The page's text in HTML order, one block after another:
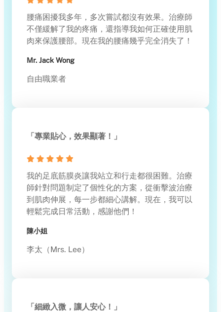
腰痛困擾我多年，多次嘗試都沒有效果。治療師
不僅緩解了我的疼痛，還指導我如何正確使用肌
肉來保護腰部。現在我的腰痛幾乎完全消失了！
Mr. Jack Wong
自由職業者
「專業貼心，效果顯著！」
我的足底筋膜炎讓我站立和行走都很困難。治療
師針對問題制定了個性化的方案，從衝擊波治療
到肌肉伸展，每一步都細心講解。現在，我可以
輕鬆完成日常活動，感謝他們！
陳小姐
李太（Mrs. Lee）
「細緻入微，讓人安心！」